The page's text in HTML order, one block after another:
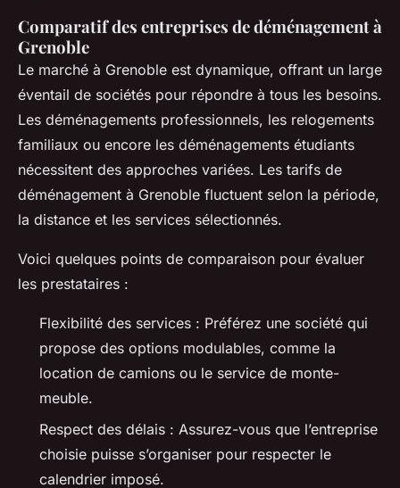
Comparatif des entreprises de déménagement à
Grenoble
Le marché à Grenoble est dynamique, offrant un large
éventail de sociétés pour répondre à tous les besoins.
Les déménagements professionnels, les relogements
familiaux ou encore les déménagements étudiants
nécessitent des approches variées. Les tarifs de
déménagement à Grenoble fluctuent selon la période,
la distance et les services sélectionnés.
Voici quelques points de comparaison pour évaluer
les prestataires :
Flexibilité des services : Préférez une société qui
propose des options modulables, comme la
location de camions ou le service de monte-
meuble.
Respect des délais : Assurez-vous que l’entreprise
choisie puisse s’organiser pour respecter le
calendrier imposé.